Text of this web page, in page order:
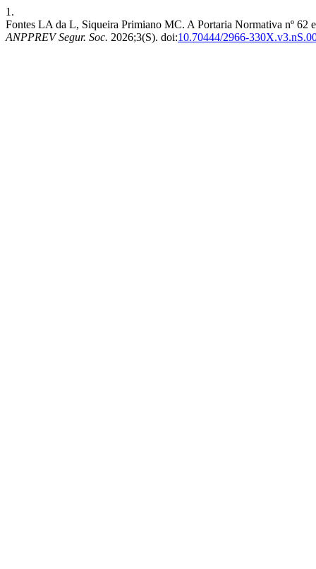
1.
Fontes LA da L, Siqueira Primiano MC. A Portaria Normativa nº 62
ANPPREV Segur. Soc. 2026;3(S). doi:10.70444/2966-